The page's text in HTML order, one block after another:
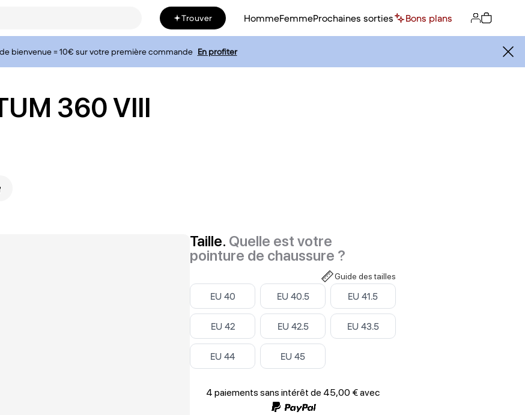
Trouver HommeFemmeProchaines sorties Bons plans
bienvenue = 10€ sur votre première commande En profiter
360 VIII
Taille. Quelle est votre
pointure de chaussure ?
Guide des tailles
Select Sélectionner la taille
EU 40 Select Sélectionner la taille
EU 40.5 Select Sélectionner la taille
EU 41.5
Select Sélectionner la taille
EU 42 Select Sélectionner la taille
EU 42.5 Select Sélectionner la taille
EU 43.5
Select Sélectionner la taille
EU 44 Select Sélectionner la taille
EU 45
4 paiements sans intérêt de 45,00 €avec